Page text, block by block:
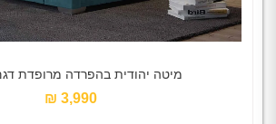
מיטה יהודית בהפרדה מרופדת
3,990 ₪‎